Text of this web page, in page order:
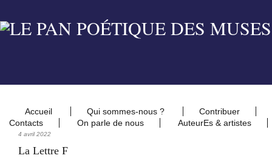
Accueil Qui sommes-nous ?
Contribuer
Contacts
On parle de nous AuteurEs & artistes
4 avril 2022
La Lettre F